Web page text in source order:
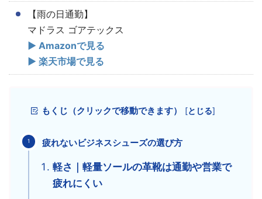
【雨の日通勤】
マドラス ゴアテックス
▶ Amazonで見る
▶ 楽天市場で見る
もくじ（クリックで移動できます） [とじる]
疲れないビジネスシューズの選び方
軽さ｜軽量ソールの革靴は通勤や営業で
疲れにくい